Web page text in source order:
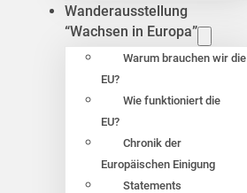
Wanderausstellung
“Wachsen in Europa”
Warum brauchen wir die
EU?
Wie funktioniert die
EU?
Chronik der
Europäischen Einigung
Statements